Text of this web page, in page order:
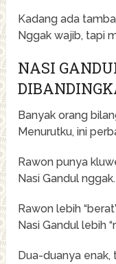
Kadang ada
Nggak wajib, tapi
NASI
Banyak orang
Menurutku, ini
Rawon punya
Nasi Gandul nggak.
Rawon lebih
Nasi Gandul lebih
Dua-duanya enak,